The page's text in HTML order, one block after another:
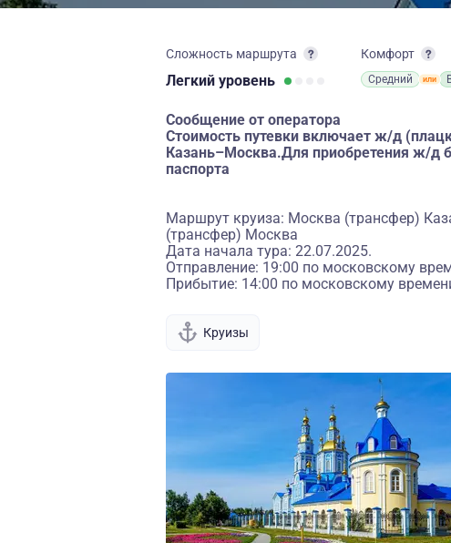
Сложность маршрута
Легкий уровень
Комфорт
Средний
Сообщение от оператора
Стоимость путевки включает ж/д
Казань–Москва.Для приобретения ж/д
паспорта
Маршрут круиза: Москва (трансфер)
(трансфер) Москва
Дата начала тура: 22.07.2025.
Отправление: 19:00 по московскому
Прибытие: 14:00 по московскому
Круизы